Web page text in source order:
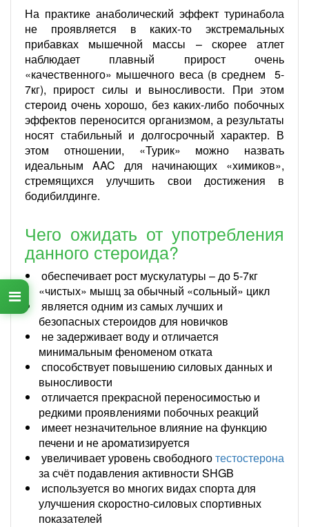
На практике анаболический эффект туринабола
не проявляется в каких-то экстремальных
прибавках мышечной массы – скорее атлет
наблюдает плавный прирост очень
«качественного» мышечного веса (в среднем 5-
7кг), прирост силы и выносливости. При этом
стероид очень хорошо, без каких-либо побочных
эффектов переносится организмом, а результаты
носят стабильный и долгосрочный характер. В
этом отношении, «Турик» можно назвать
идеальным AAC для начинающих «химиков»,
стремящихся улучшить свои достижения в
бодибилдинге.
Чего ожидать от употребления
данного стероида?
обеспечивает рост мускулатуры – до 5-7кг
«чистых» мышц за обычный «сольный» цикл
является одним из самых лучших и
безопасных стероидов для новичков
не задерживает воду и отличается
минимальным феноменом отката
способствует повышению силовых данных и
выносливости
отличается прекрасной переносимостью и
редкими проявлениями побочных реакций
имеет незначительное влияние на функцию
печени и не ароматизируется
увеличивает уровень свободноготестостерона
за счёт подавления активности SHGB
используется во многих видах спорта для
улучшения скоростно-силовых спортивных
показателей